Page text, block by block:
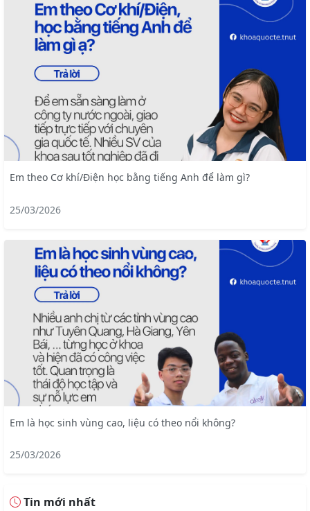
Em theo Cơ khí/Điện học bằng tiếng Anh để làm gì?
25/03/2026
Em là học sinh vùng cao, liệu có theo nổi không?
25/03/2026
Tin mới nhất